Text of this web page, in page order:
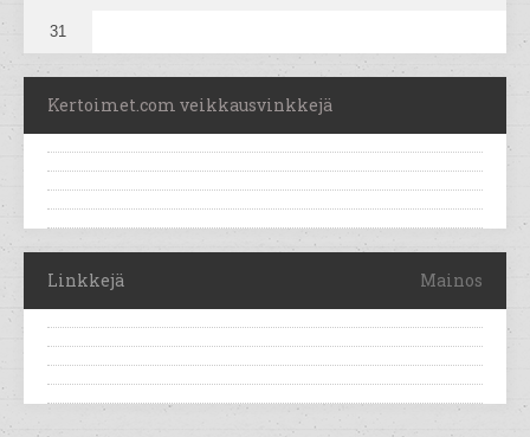
31
Kertoimet.com veikkausvinkkejä
Linkkejä Mainos